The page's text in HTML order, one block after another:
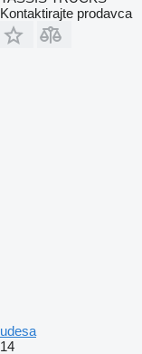
Kontaktirajte prodavca
udesa
14